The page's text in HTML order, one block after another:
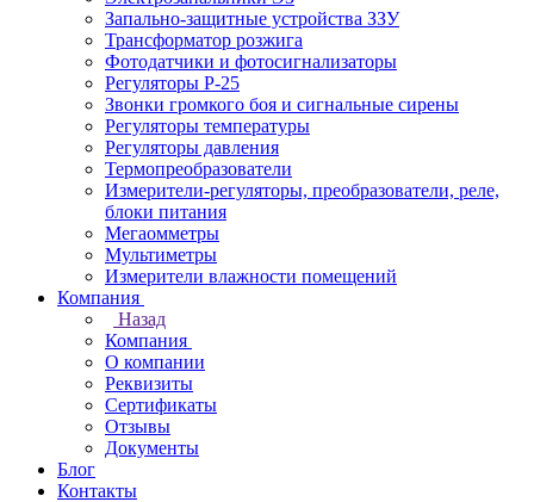
Запально-защитные устройства ЗЗУ
Трансформатор розжига
Фотодатчики и фотосигнализаторы
Регуляторы Р-25
Звонки громкого боя и сигнальные сирены
Регуляторы температуры
Регуляторы давления
Термопреобразователи
Измерители-регуляторы, преобразователи, реле,
блоки питания
Мегаомметры
Мультиметры
Измерители влажности помещений
Компания
Назад
Компания
О компании
Реквизиты
Сертификаты
Отзывы
Документы
Блог
Контакты